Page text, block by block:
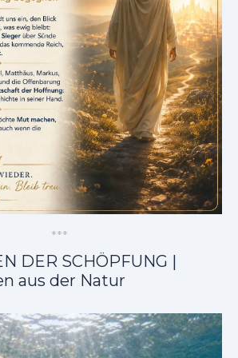
***
DER SCHÖPFUNG |
aus der Natur